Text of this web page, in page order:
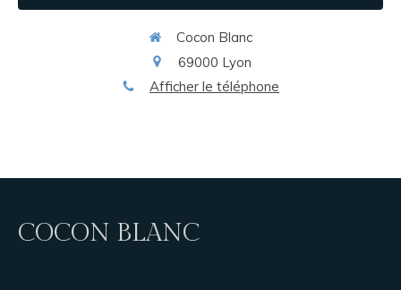
Cocon Blanc
69000 Lyon
Afficher le téléphone
COCON BLANC